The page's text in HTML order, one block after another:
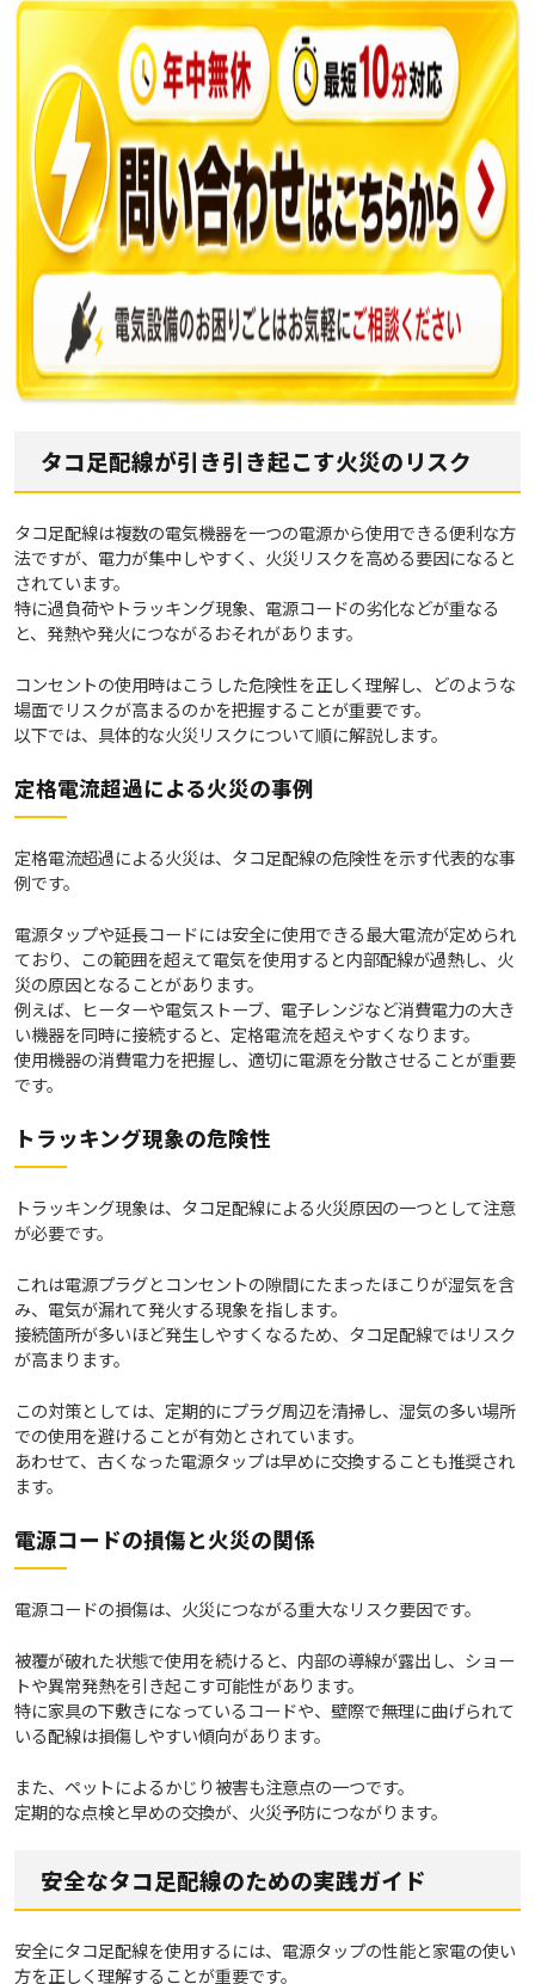
タコ足配線が引き引き起こす火災のリスク
タコ足配線は複数の電気機器を一つの電源から使用できる便利な方
法ですが、電力が集中しやすく、火災リスクを高める要因になると
されています。
特に過負荷やトラッキング現象、電源コードの劣化などが重なる
と、発熱や発火につながるおそれがあります。
コンセントの使用時はこうした危険性を正しく理解し、どのような
場面でリスクが高まるのかを把握することが重要です。
以下では、具体的な火災リスクについて順に解説します。
定格電流超過による火災の事例
定格電流超過による火災は、タコ足配線の危険性を示す代表的な事
例です。
電源タップや延長コードには安全に使用できる最大電流が定められ
ており、この範囲を超えて電気を使用すると内部配線が過熱し、火
災の原因となることがあります。
例えば、ヒーターや電気ストーブ、電子レンジなど消費電力の大き
い機器を同時に接続すると、定格電流を超えやすくなります。
使用機器の消費電力を把握し、適切に電源を分散させることが重要
です。
トラッキング現象の危険性
トラッキング現象は、タコ足配線による火災原因の一つとして注意
が必要です。
これは電源プラグとコンセントの隙間にたまったほこりが湿気を含
み、電気が漏れて発火する現象を指します。
接続箇所が多いほど発生しやすくなるため、タコ足配線ではリスク
が高まります。
この対策としては、定期的にプラグ周辺を清掃し、湿気の多い場所
での使用を避けることが有効とされています。
あわせて、古くなった電源タップは早めに交換することも推奨され
ます。
電源コードの損傷と火災の関係
電源コードの損傷は、火災につながる重大なリスク要因です。
被覆が破れた状態で使用を続けると、内部の導線が露出し、ショー
トや異常発熱を引き起こす可能性があります。
特に家具の下敷きになっているコードや、壁際で無理に曲げられて
いる配線は損傷しやすい傾向があります。
また、ペットによるかじり被害も注意点の一つです。
定期的な点検と早めの交換が、火災予防につながります。
安全なタコ足配線のための実践ガイド
安全にタコ足配線を使用するには、電源タップの性能と家電の使い
方を正しく理解することが重要です。